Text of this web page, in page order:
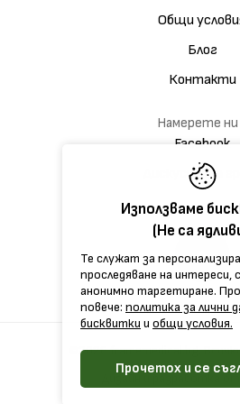
Използваме
(Не са
Те служат за
проследяване на
анонимно таргетиране.
повече: политика за лични
бисквитки и общи условия.
Прочетох и се
Общи
Блог
Контакти
Намерете ни
Facebook
Дискусионна
©2026 framemedical.bg.
Дизайн и разработка от